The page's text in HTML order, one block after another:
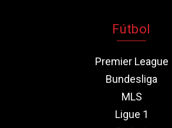
Fútbol
Premier League
Bundesliga
MLS
Ligue 1